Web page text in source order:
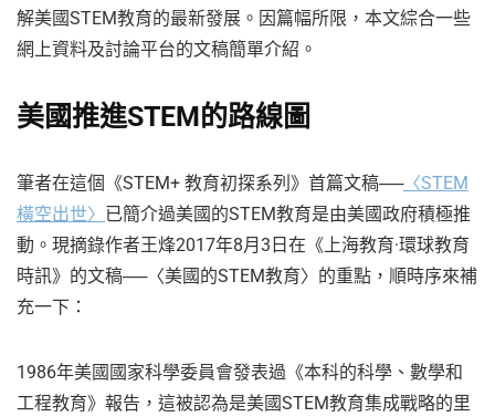
解美國STEM教育的最新發展。因篇幅所限，本文綜合一些
網上資料及討論平台的文稿簡單介紹。
美國推進STEM的路線圖
筆者在這個《STEM+ 教育初探系列》首篇文稿──〈STEM
橫空出世〉 已簡介過美國的STEM教育是由美國政府積極推
動。現摘錄作者王烽2017年8月3日在《上海教育·環球教育
時訊》的文稿──〈美國的STEM教育〉的重點，順時序來補
充一下：
1986年美國國家科學委員會發表過《本科的科學、數學和
工程教育》報告，這被認為是美國STEM教育集成戰略的里